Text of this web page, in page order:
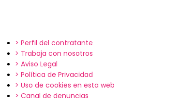
> Perfil del contratante
> Trabaja con nosotros
> Aviso Legal
> Política de Privacidad
> Uso de cookies en esta web
> Canal de denuncias